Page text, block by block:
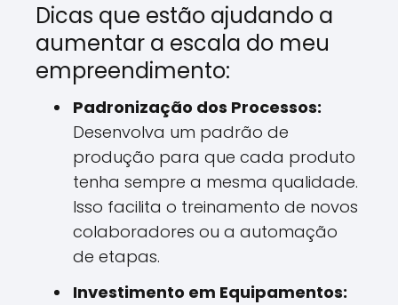
Dicas que estão ajudando a
aumentar a escala do meu
empreendimento:
Padronização dos Processos:
Desenvolva um padrão de
produção para que cada produto
tenha sempre a mesma qualidade.
Isso facilita o treinamento de novos
colaboradores ou a automação
de etapas.
Investimento em Equipamentos: